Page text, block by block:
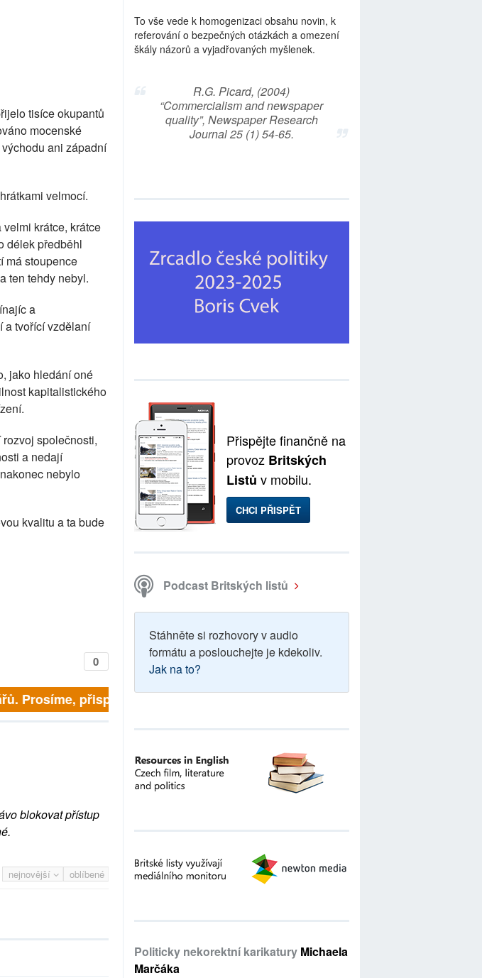
tisíce okupantů
mocenské
ani západní
velmocí.
krátce, krátce
délek předběhl
má stoupence
ten tehdy nebyl.
a
a tvořící vzdělaní
jako hledání oné
kapitalistického
společnosti,
a nedají
nebylo
kvalitu a ta bude
0
Prosíme, přispějte. ➥
blokovat přístup
nejnovější oblíbené
To vše vede k homogenizaci obsahu novin, k
referování o bezpečných otázkách a omezení
škály názorů a vyjadřovaných myšlenek.
R.G. Picard, (2004)
“Commercialism and newspaper
quality”, Newspaper Research
Journal 25 (1) 54-65.
Přispějte finančně na
provoz Britských
Listů v mobilu.
CHCI PŘISPĚT
Podcast Britských listů
Stáhněte si rozhovory v audio
formátu a poslouchejte je kdekoliv.
Jak na to?
Politicky nekorektní karikatury Michaela
Marčáka